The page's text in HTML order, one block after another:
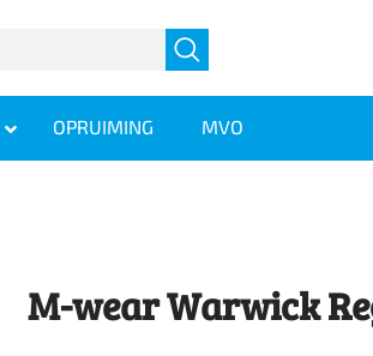
OPRUIMING MVO
M-wear Warwick